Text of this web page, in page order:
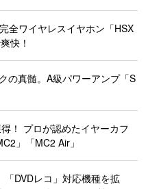
全ワイヤレスイヤホン「HSX
快！
の真髄。A級パワーアンプ「S
！ プロが認めたイヤーカフ
」「MC2 Air」
DVDレコ」対応機種を拡